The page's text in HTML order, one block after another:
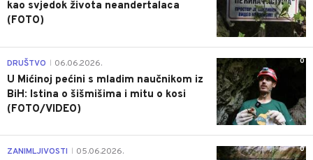
kao svjedok života neandertalaca
(FOTO)
0
DRUŠTVO 06.06.2026.
U Mićinoj pećini s mladim naučnikom iz
BiH: Istina o šišmišima i mitu o kosi
(FOTO/VIDEO)
0
ZANIMLJIVOSTI 05.06.2026.